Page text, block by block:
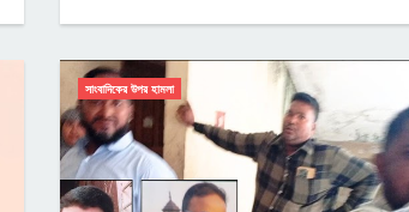
সাংবাদিকের উপর হামলা